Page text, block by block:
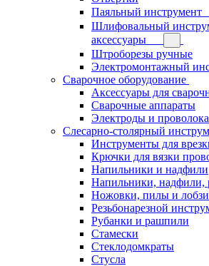
Паяльный инструмент
Шлифовальный
аксессуары
Штроборезы ручные
Электромонтажный
Сварочное оборудование
Аксессуары для
Сварочные аппараты
Электроды и
Слесарно-столярный
Инструменты для
Крючки для вязки
Напильники и надфили
Напильники, надфили,
Ножовки, пилы и
Резьбонарезной
Рубанки и рашпили
Стамески
Стеклодомкраты
Стусла